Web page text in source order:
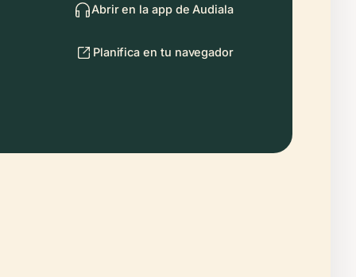
Abrir en la app de Audiala
Planifica en tu navegador